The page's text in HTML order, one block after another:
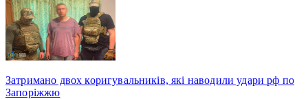
Затримано двох коригувальників, які наводили удари рф по
Запоріжжю